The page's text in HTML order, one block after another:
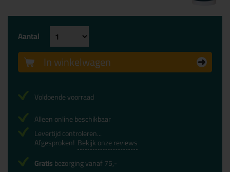
Aantal
In winkelwagen
Voldoende voorraad
Alleen online beschikbaar
Levertijd controleren...
Afgesproken! Bekijk onze reviews
Gratisbezorging vanaf 75,-